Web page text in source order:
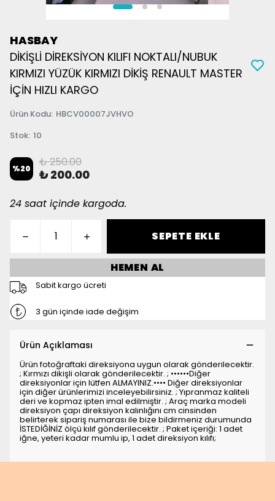
HASBAY
DİKİŞLİ DİREKSİYON KILIFI NOKTALI/NUBUK
KIRMIZI YÜZÜK KIRMIZI DİKİŞ RENAULT MASTER
İÇİN HIZLI KARGO
Ürün Kodu: HBCV00007JVHVO
Stok: 10
%20 ₺ 250.00
₺ 200.00
24 saat içinde kargoda.
SEPETE EKLE
HEMEN AL
Sabit kargo ücreti
3 gün içinde iade değişim
Ürün Açıklaması
Ürün fotoğraftaki direksiyona uygun olarak gönderilecektir.
; Kırmızı dikişli olarak gönderilecektir. ; ••••••Diğer
direksiyonlar için lütfen ALMAYINIZ.•••• Diğer direksiyonlar
için diğer ürünlerimizi inceleyebilirsiniz. ; Yıpranmaz kaliteli
deri ve kopmaz ipten imal edilmiştir. ; Araç marka modeli
direksiyon çapı direksiyon kalınlığını cm cinsinden
belirterek sipariş numarası ile bize bildirmeniz durumunda
İSTEDİĞİNİZ ölçü kılıf gönderilecektir. ; Paket içeriği: 1 adet
iğne, yeteri kadar mumlu ip, 1 adet direksiyon kılıfı;